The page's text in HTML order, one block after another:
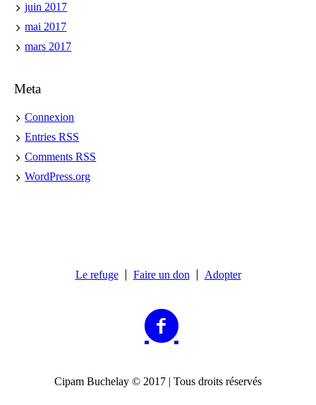
juin 2017
mai 2017
mars 2017
Meta
Connexion
EntriesRSS
CommentsRSS
WordPress.org
Le refuge Faire un don Adopter
Cipam Buchelay © 2017 | Tous droits réservés